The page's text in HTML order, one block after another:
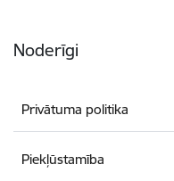
Noderīgi
Privātuma politika
Piekļūstamība